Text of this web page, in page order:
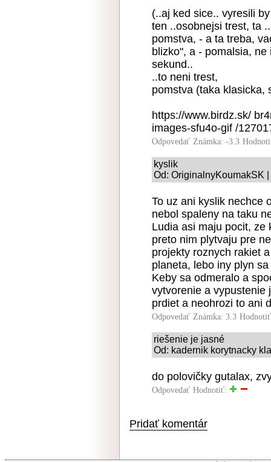
(..aj ked sice.. vyresili
ten ..osobnejsi trest, ta
pomstva, - a ta treba,
blizko", a - pomalsia,
sekund..
..to neni trest,
pomstva (taka klasicka,
https://www.birdz.sk/
images-sfu4o-gif /
Odpovedať Známka: -3.3
kyslik
Od: OriginalnyKoumakSK
To uz ani kyslik nechce
nebol spaleny na taku
Ludia asi maju pocit, ze
preto nim plytvaju pre
projekty roznych rakiet
planeta, lebo iny plyn
Keby sa odmeralo a
vytvorenie a vypustenie
prdiet a neohrozi to ani
Odpovedať Známka: 3.3
riešenie je jasné
Od: kadernik korytnacky
do polovičky gutalax,
Odpovedať Hodnotiť:
Pridať komentár